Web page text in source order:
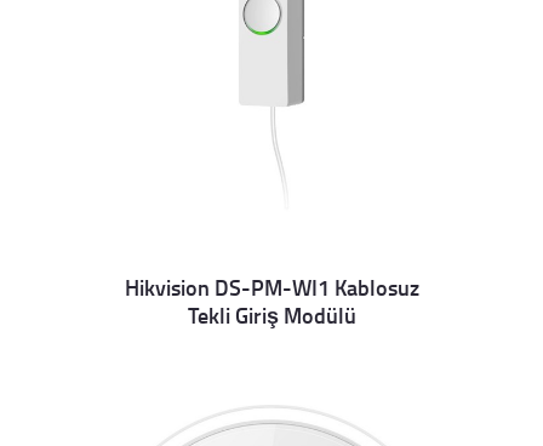
Details
Hikvision DS-PM-WI1 Kablosuz
Tekli Giriş Modülü